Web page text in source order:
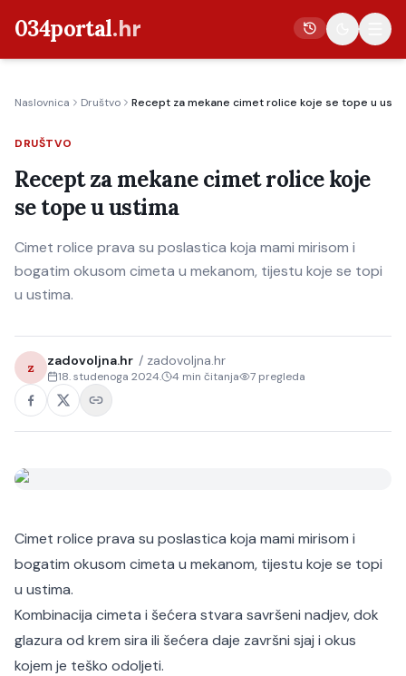
034portal.hr
Crna kronika
Poljoprivreda
Politika
Gospodarstvo
Život
Naslovnica Društvo Recept za mekane cimet rolice koje se tope u
DRUŠTVO
Recept za mekane cimet rolice koje
se tope u ustima
Cimet rolice prava su poslastica koja mami mirisom i
bogatim okusom cimeta u mekanom, tijestu koje se topi
u ustima.
z zadovoljna.hr / zadovoljna.hr
18. studenoga 2024. 4 min čitanja 7 pregleda
Cimet rolice prava su poslastica koja mami mirisom i
bogatim okusom cimeta u mekanom, tijestu koje se topi
u ustima.
Kombinacija cimeta i šećera stvara savršeni nadjev, dok
glazura od krem sira ili šećera daje završni sjaj i okus
kojem je teško odoljeti.